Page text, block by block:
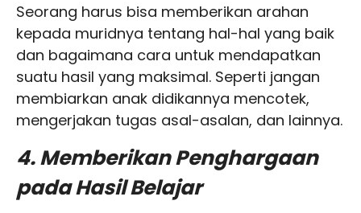
Seorang harus bisa memberikan arahan
kepada muridnya tentang hal-hal yang baik
dan bagaimana cara untuk mendapatkan
suatu hasil yang maksimal. Seperti jangan
membiarkan anak didikannya mencotek,
mengerjakan tugas asal-asalan, dan lainnya.
4. Memberikan Penghargaan
pada Hasil Belajar